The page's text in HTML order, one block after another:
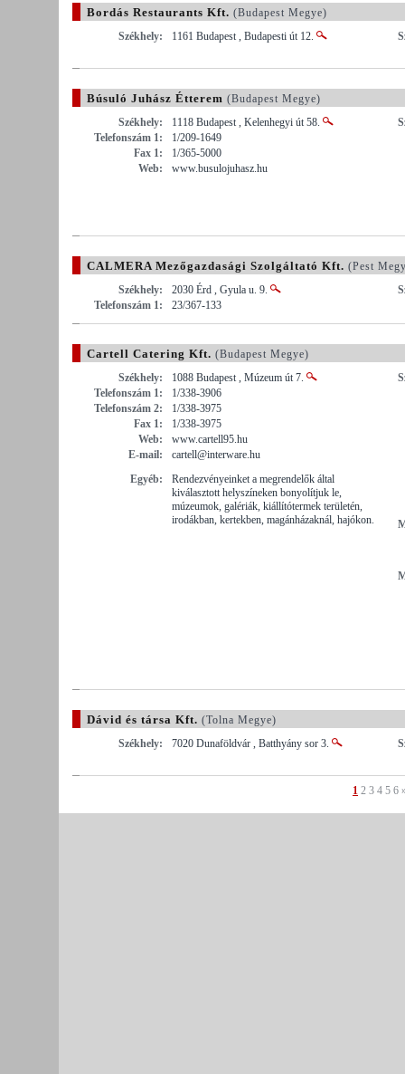
Bordás Restaurants Kft. (Budapest Megye)
Székhely:
1161 Budapest , Budapesti út 12.
Búsuló Juhász Étterem (Budapest Megye)
Székhely:
1118 Budapest , Kelenhegyi út 58.
Telefonszám 1:
1/209-1649
Fax 1:
1/365-5000
Web:
www.busulojuhasz.hu
CALMERA Mezőgazdasági Szolgáltató Kft. (Pest
Székhely:
2030 Érd , Gyula u. 9.
Telefonszám 1:
23/367-133
Cartell Catering Kft. (Budapest Megye)
Székhely:
1088 Budapest , Múzeum út 7.
Telefonszám 1:
1/338-3906
Telefonszám 2:
1/338-3975
Fax 1:
1/338-3975
Web:
www.cartell95.hu
E-mail:
cartell@interware.hu
Egyéb:
Rendezvényeinket a megrendelők által
kiválasztott helyszíneken bonyolítjuk le,
múzeumok, galériák, kiállítótermek területén,
irodákban, kertekben, magánházaknál, hajókon.
Dávid és társa Kft. (Tolna Megye)
Székhely:
7020 Dunaföldvár , Batthyány sor 3.
1 2 3 4 5 6